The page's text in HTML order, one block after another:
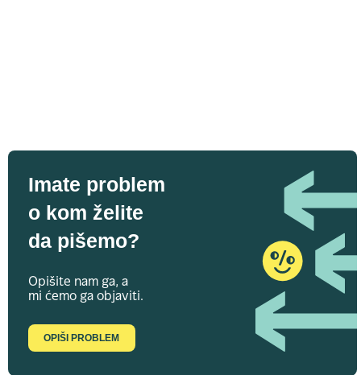
Imate problem
o kom želite
da pišemo?
Opišite nam ga, a
mi ćemo ga objaviti.
OPIŠI PROBLEM